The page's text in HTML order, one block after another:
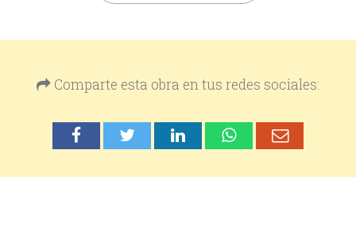
Comparte esta obra en tus redes sociales: